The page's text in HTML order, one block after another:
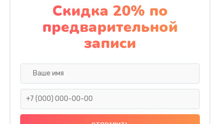
Чистка от пыли
1060 руб.
Заказать
Скидка 20% по
предварительной
записи